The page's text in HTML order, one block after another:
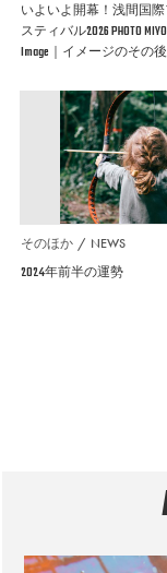
いよいよ開幕！浅間国
スティバル2026 PHOTO
Image｜イメージのその後
そのほか NEWS
2024年前半の運勢